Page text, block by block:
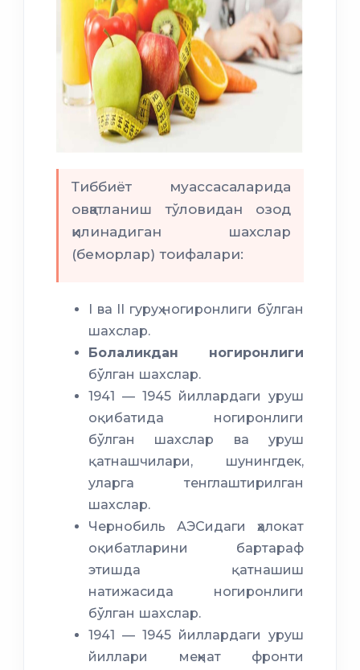
Тиббиёт муассасаларида
овқатланиш тўловидан озод
қилинадиган шахслар
(беморлар) тоифалари:
I ва II гуруҳ ногиронлиги бўлган
шахслар.
Болаликдан ногиронлиги
бўлган шахслар.
1941 — 1945 йиллардаги уруш
оқибатида ногиронлиги
бўлган шахслар ва уруш
қатнашчилари, шунингдек,
уларга тенглаштирилган
шахслар.
Чернобиль АЭСидаги ҳалокат
оқибатларини бартараф
этишда қатнашиш
натижасида ногиронлиги
бўлган шахслар.
1941 — 1945 йиллардаги уруш
йиллари меҳнат фронти